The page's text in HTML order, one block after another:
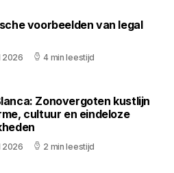
voorbeelden van legal
2026 4 min leestijd
Zonovergoten kustlijn
cultuur en eindeloze
2026 2 min leestijd